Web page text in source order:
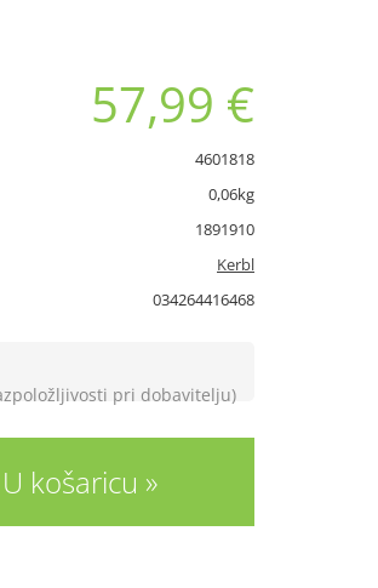
57,99 €
4601818
0,06kg
1891910
Kerbl
034264416468
pri dobavitelju)
U košaricu